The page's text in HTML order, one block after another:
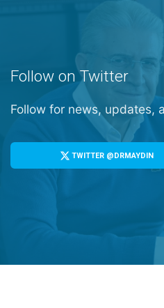
Follow on Twitter
Follow for news, updates,
TWITTER @DRMAYDIN